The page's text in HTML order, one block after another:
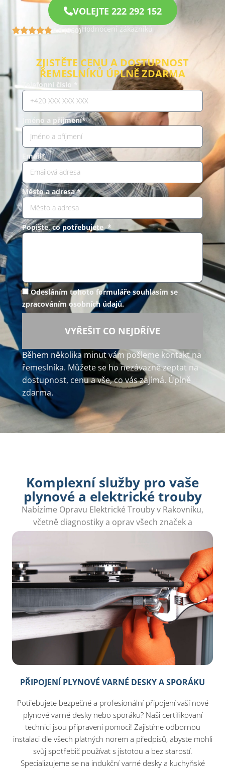
VOLEJTE 222 292 152
4.9 (960)Hodnocení zákazníků
ZJISTĚTE CENU A DOSTUPNOST
ŘEMESLNÍKŮ ÚPLNĚ ZDARMA
Telefonní číslo *
Jméno a příjmení*
Email*
Město a adresa *
Popište, co potřebujete *
Odesláním tohoto formuláře souhlasím se
zpracováním osobních údajů.
VYŘEŠIT CO NEJDŘÍVE
Během několika minut vám pošleme kontakt na
řemeslníka. Můžete se ho nezávazně zeptat na
dostupnost, cenu a vše, co vás zajímá. Úplně
zdarma.
Komplexní služby pro vaše
plynové a elektrické trouby
Nabízíme Opravu Elektrické Trouby v Rakovníku,
včetně diagnostiky a oprav všech značek a
modelů, abyste se co nejdříve vrátili do kuchyně.
PŘIPOJENÍ PLYNOVÉ VARNÉ DESKY A SPORÁKU
Potřebujete bezpečné a profesionální připojení vaší nové
plynové varné desky nebo sporáku? Naši certifikovaní
technici jsou připraveni pomoci! Zajistíme odbornou
instalaci dle všech platných norem a předpisů, abyste mohli
svůj spotřebič používat s jistotou a bez starostí.
Specializujeme se na indukční varné desky a kuchyňské